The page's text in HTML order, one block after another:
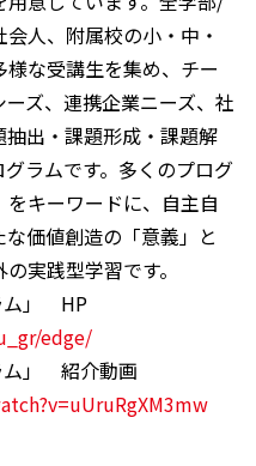
人、附属校の小・中・
な受講生を集め、チー
ズ、連携企業ニーズ、社
出・課題形成・課題解
ラムです。多くのプログ
キーワードに、自主自
価値創造の「意義」と
実践型学習です。
ム」 HP
edge/
ム」 紹介動画